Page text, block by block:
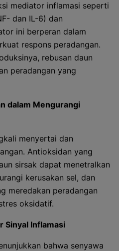
mediator inflamasi seperti
dan IL-6) dan
ini berperan dalam
respons peradangan.
rebusan daun
peradangan yang
dalam Mengurangi
menyertai dan
Antioksidan yang
sirsak dapat menetralkan
kerusakan sel, dan
meredakan peradangan
oksidatif.
Sinyal Inflamasi
bahwa senyawa